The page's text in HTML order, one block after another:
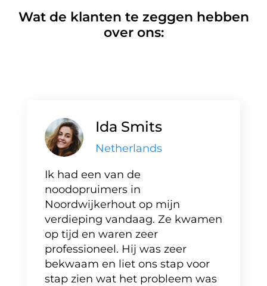
Wat de klanten te zeggen hebben
over ons:
Ida Smits
Netherlands
Ik had een van de
noodopruimers in
Noordwijkerhout op mijn
verdieping vandaag. Ze kwamen
op tijd en waren zeer
professioneel. Hij was zeer
bekwaam en liet ons stap voor
stap zien wat het probleem was